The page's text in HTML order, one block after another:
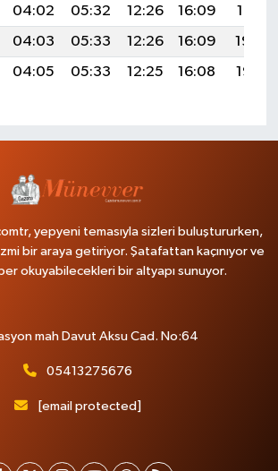
04:02 05:32 12:26 16:09
19:10
04:03 05:33 12:26 16:09
19:09
04:05 05:33 12:25 16:08 19:07
yepyeni temasıyla sizleri buluştururken,
bir araya getiriyor. Şatafattan kaçınıyor ve
okuyabilecekleri bir altyapı sunuyor.
mah Davut Aksu Cad. No:64
05413275676
[email protected]